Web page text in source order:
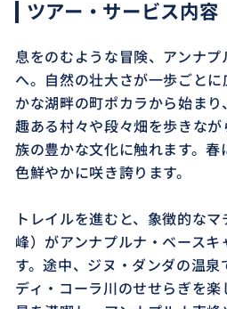
ツアー・サービス内容
息をのむような冒険、アンナ
へ。自然の壮大さが一歩ごと
かな湖畔の町ポカラから始まり
趣ある村々や段々畑を歩きな
族の豊かな文化に触れます。
色鮮やかに咲き誇ります。
トレイルを進むと、象徴的な
峰）がアンナプルナ・ベースキ
す。途中、ジヌ・ダンダの温
ディ・コーラ川のせせらぎを